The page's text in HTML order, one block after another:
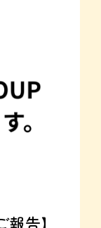
だきま
８月
)
して
告】